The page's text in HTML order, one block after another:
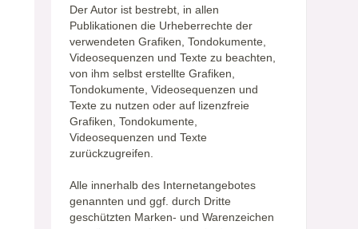
Der Autor ist bestrebt, in allen
Publikationen die Urheberrechte der
verwendeten Grafiken, Tondokumente,
Videosequenzen und Texte zu beachten,
von ihm selbst erstellte Grafiken,
Tondokumente, Videosequenzen und
Texte zu nutzen oder auf lizenzfreie
Grafiken, Tondokumente,
Videosequenzen und Texte
zurückzugreifen.
Alle innerhalb des Internetangebotes
genannten und ggf. durch Dritte
geschützten Marken- und Warenzeichen